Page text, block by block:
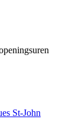
St-John